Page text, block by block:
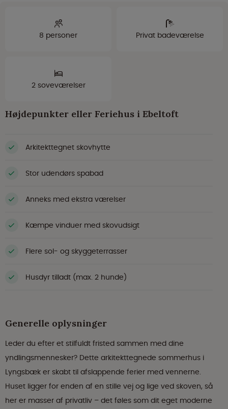
8 personer Privat badeværelse
2 soveværelser
Højdepunkter eller Feriehus i Ebeltoft
Arkitekttegnet skovhytte
Stor udendørs spabad
Anneks med ekstra værelser
Kæmpe vinduer med skovudsigt
Flere sol- og skyggeterrasser
Husdyr tilladt (max. 2 hunde)
Generelle oplysninger
Leder du efter et stilfuldt fristed sammen med dine
yndlingsmennesker? Dette arkitekttegnede sommerhus i
Lyngsbæk er skabt til afslappende ferier med vennerne.
Huset ligger for enden af en stille vej og lige ved skoven, så
her er masser af privatliv – det føles som dit eget moderne